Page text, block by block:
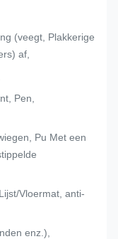
(veegt, Plakkerige
af,
Pen,
Pu Met een
Vloermat, anti-
enz.),